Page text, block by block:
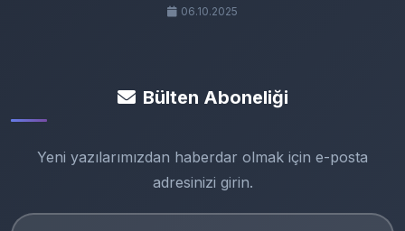
06.10.2025
Bülten Aboneliği
Yeni yazılarımızdan haberdar olmak için e-posta
adresinizi girin.